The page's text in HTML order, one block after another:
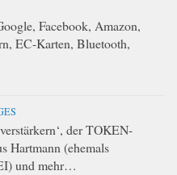
Facebook, Amazon,
EC-Karten, Bluetooth,
der TOKEN-
Hartmann (ehemals
und mehr…